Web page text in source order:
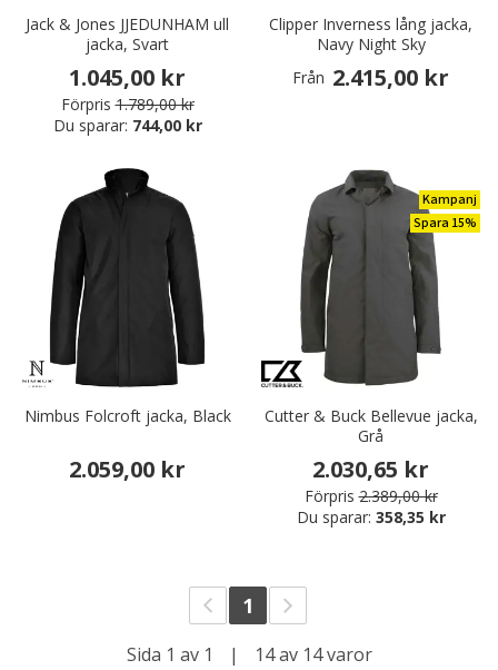
Jack & Jones JJEDUNHAM ull
jacka, Svart
1.045,00 kr
Förpris 1.789,00 kr
Du sparar: 744,00 kr
Clipper Inverness lång jacka,
Navy Night Sky
Från 2.415,00 kr
Nimbus Folcroft jacka, Black
2.059,00 kr
Kampanj
Spara 15%
Cutter & Buck Bellevue jacka,
Grå
2.030,65 kr
Förpris 2.389,00 kr
Du sparar: 358,35 kr
1
Sida 1 av 1 | 14 av 14 varor